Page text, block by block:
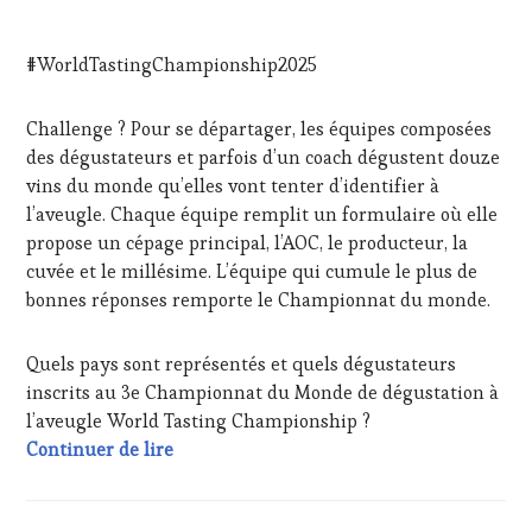
RADIO,
TV,
OENOTOURISME,
PARTENAIRES
VIN
TOURISME,
PRODUCTEURS
TERROIR
RESTAURATEUR,
CHEF,
CUISINIER,
SOMMELIER
SALONS
INTERNATIONAUX ,
TASTING
MOVIE,
2025
#WorldTastingChampionship2025
Challenge ? Pour se départager, les équipes composées
des dégustateurs et parfois d’un coach dégustent douze
vins du monde qu’elles vont tenter d’identifier à
l’aveugle. Chaque équipe remplit un formulaire où elle
propose un cépage principal, l’AOC, le producteur, la
cuvée et le millésime. L’équipe qui cumule le plus de
bonnes réponses remporte le Championnat du monde.
Quels pays sont représentés et quels dégustateurs
inscrits au 3e Championnat du Monde de dégustation à
l’aveugle World Tasting Championship ?
Continuer de lire13e Championnat du Monde de